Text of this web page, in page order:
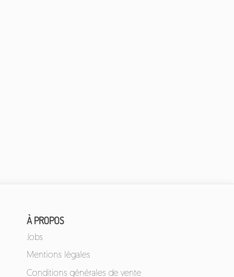
À PROPOS
Jobs
Mentions légales
Conditions générales de vente